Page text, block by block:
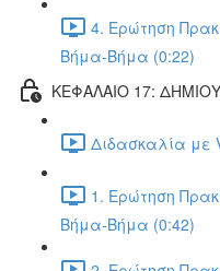
4. Ερώτηση
Βήμα-Βήμα (0:22)
ΚΕΦΑΛΑΙΟ 17:
Διδασκαλία με
1. Ερώτηση
Βήμα-Βήμα (0:42)